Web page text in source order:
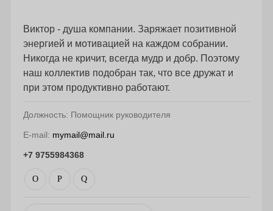
Виктор - душа компании. Заряжает позитивной
энергией и мотивацией на каждом собрании.
Никогда не кричит, всегда мудр и добр. Поэтому
наш коллектив подобран так, что все дружат и
при этом продуктивно работают.
Должность: Помощник руководителя
E-mail: mymail@mail.ru
+7 9755984368